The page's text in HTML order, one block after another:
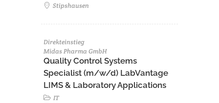
Stipshausen
Direkteinstieg
Midas Pharma GmbH
Quality Control Systems
Specialist (m/w/d) LabVantage
LIMS & Laboratory Applications
IT